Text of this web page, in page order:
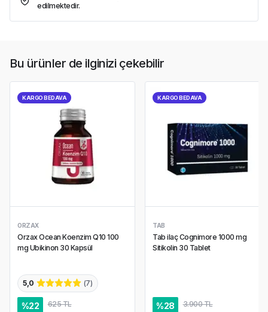
edilmektedir.
Bu ürünler de ilginizi çekebilir
KARGO BEDAVA
ORZAX
Orzax Ocean Koenzim Q10 100
mg Ubikinon 30 Kapsül
5,0 (7)
%22 625 TL
KARGO BEDAVA
TAB
Tab ilaç Cognimore 1000 mg
Sitikolin 30 Tablet
%28 3.900 TL